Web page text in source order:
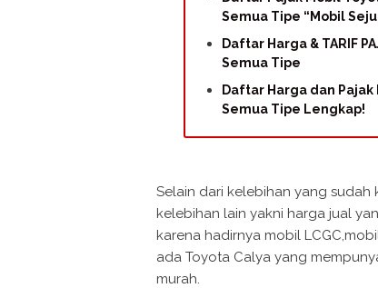
Semua Tipe “Mobil
Daftar Harga & TARIF
Semua Tipe
Daftar Harga dan
Semua Tipe Lengkap!
Selain dari kelebihan yang sudah
kelebihan lain yakni harga jual
karena hadirnya mobil
ada Toyota Calya yang
murah.